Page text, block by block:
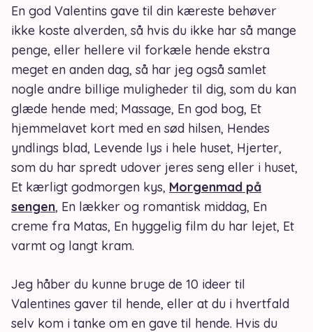
En god Valentins gave til din kæreste behøver
ikke koste alverden, så hvis du ikke har så mange
penge, eller hellere vil forkæle hende ekstra
meget en anden dag, så har jeg også samlet
nogle andre billige muligheder til dig, som du kan
glæde hende med; Massage, En god bog, Et
hjemmelavet kort med en sød hilsen, Hendes
yndlings blad, Levende lys i hele huset, Hjerter,
som du har spredt udover jeres seng eller i huset,
Et kærligt godmorgen kys, Morgenmad på
sengen, En lækker og romantisk middag, En
creme fra Matas, En hyggelig film du har lejet, Et
varmt og langt kram.
Jeg håber du kunne bruge de 10 ideer til
Valentines gaver til hende, eller at du i hvertfald
selv kom i tanke om en gave til hende. Hvis du